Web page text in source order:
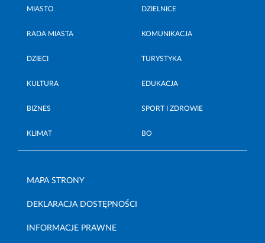
MIASTO DZIELNICE
RADA MIASTA KOMUNIKACJA
DZIECI TURYSTYKA
KULTURA EDUKACJA
BIZNES SPORT I ZDROWIE
KLIMAT BO
MAPA STRONY
DEKLARACJA DOSTĘPNOŚCI
INFORMACJE PRAWNE